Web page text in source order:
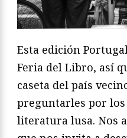
Esta edición
Feria del Libro, así
caseta del país
preguntarles por
literatura lusa. Nos